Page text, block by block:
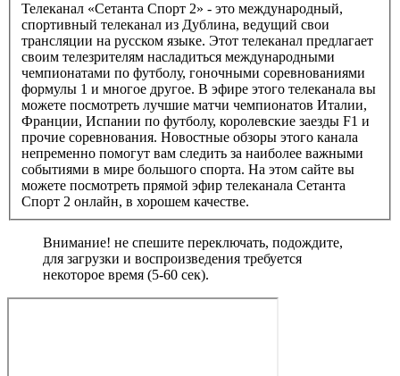
Телеканал «Сетанта Спорт 2» - это международный,
спортивный телеканал из Дублина, ведущий свои
трансляции на русском языке. Этот телеканал предлагает
своим телезрителям насладиться международными
чемпионатами по футболу, гоночными соревнованиями
формулы 1 и многое другое. В эфире этого телеканала вы
можете посмотреть лучшие матчи чемпионатов Италии,
Франции, Испании по футболу, королевские заезды F1 и
прочие соревнования. Новостные обзоры этого канала
непременно помогут вам следить за наиболее важными
событиями в мире большого спорта. На этом сайте вы
можете посмотреть прямой эфир телеканала Сетанта
Спорт 2 онлайн, в хорошем качестве.
Внимание! не спешите переключать, подождите,
для загрузки и воспроизведения требуется
некоторое время (5-60 сек).